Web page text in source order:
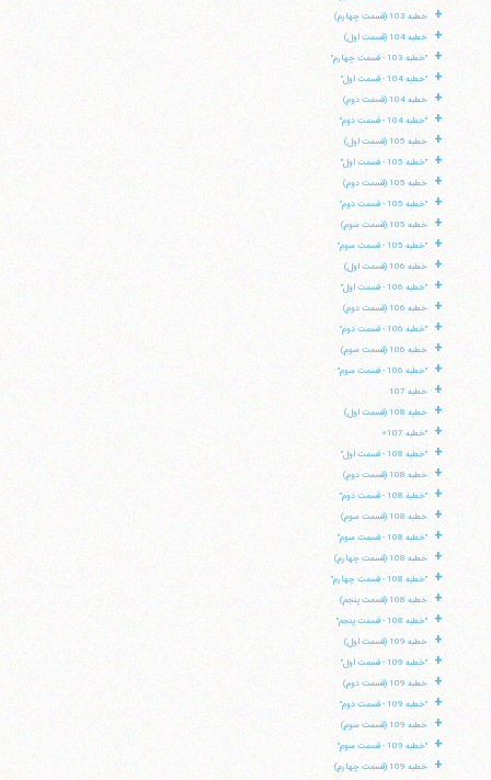
+ خطبه 103 (قسمت چهارم)
+ خطبه 104 (قسمت اول)
+ "خطبه 103 - قسمت چهارم"
+ "خطبه 104 - قسمت اول"
+ خطبه 104 (قسمت دوم)
+ "خطبه 104 - قسمت دوم"
+ خطبه 105 (قسمت اول)
+ "خطبه 105 - قسمت اول"
+ خطبه 105 (قسمت دوم)
+ "خطبه 105 - قسمت دوم"
+ خطبه 105 (قسمت سوم)
+ "خطبه 105 - قسمت سوم"
+ خطبه 106 (قسمت اول)
+ "خطبه 106 - قسمت اول"
+ خطبه 106 (قسمت دوم)
+ "خطبه 106 - قسمت دوم"
+ خطبه 106 (قسمت سوم)
+ "خطبه 106 - قسمت سوم"
+ خطبه 107
+ خطبه 108 (قسمت اول)
+ "خطبه 107»
+ "خطبه 108 - قسمت اول"
+ خطبه 108 (قسمت دوم)
+ "خطبه 108 - قسمت دوم"
+ خطبه 108 (قسمت سوم)
+ "خطبه 108 - قسمت سوم"
+ خطبه 108 (قسمت چهارم)
+ "خطبه 108 - قسمت چهارم"
+ خطبه 108 (قسمت پنجم)
+ "خطبه 108 - قسمت پنجم"
+ خطبه 109 (قسمت اول)
+ "خطبه 109 - قسمت اول"
+ خطبه 109 (قسمت دوم)
+ "خطبه 109 - قسمت دوم"
+ خطبه 109 (قسمت سوم)
+ "خطبه 109 - قسمت سوم"
+ خطبه 109 (قسمت چهارم)